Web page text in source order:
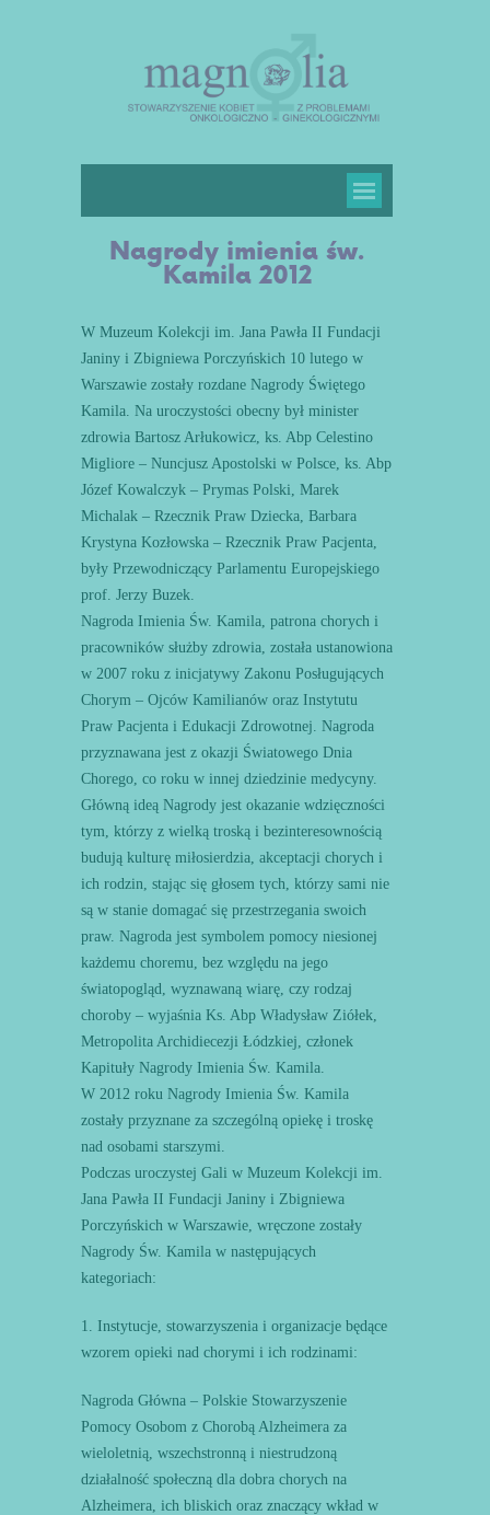
Nagrody imienia św.
Kamila 2012
W Muzeum Kolekcji im. Jana Pawła II Fundacji
Janiny i Zbigniewa Porczyńskich 10 lutego w
Warszawie zostały rozdane Nagrody Świętego
Kamila. Na uroczystości obecny był minister
zdrowia Bartosz Arłukowicz, ks. Abp Celestino
Migliore – Nuncjusz Apostolski w Polsce, ks. Abp
Józef Kowalczyk – Prymas Polski, Marek
Michalak – Rzecznik Praw Dziecka, Barbara
Krystyna Kozłowska – Rzecznik Praw Pacjenta,
były Przewodniczący Parlamentu Europejskiego
prof. Jerzy Buzek.
Nagroda Imienia Św. Kamila, patrona chorych i
pracowników służby zdrowia, została ustanowiona
w 2007 roku z inicjatywy Zakonu Posługujących
Chorym – Ojców Kamilianów oraz Instytutu
Praw Pacjenta i Edukacji Zdrowotnej. Nagroda
przyznawana jest z okazji Światowego Dnia
Chorego, co roku w innej dziedzinie medycyny.
Główną ideą Nagrody jest okazanie wdzięczności
tym, którzy z wielką troską i bezinteresownością
budują kulturę miłosierdzia, akceptacji chorych i
ich rodzin, stając się głosem tych, którzy sami nie
są w stanie domagać się przestrzegania swoich
praw. Nagroda jest symbolem pomocy niesionej
każdemu choremu, bez względu na jego
światopogląd, wyznawaną wiarę, czy rodzaj
choroby – wyjaśnia Ks. Abp Władysław Ziółek,
Metropolita Archidiecezji Łódzkiej, członek
Kapituły Nagrody Imienia Św. Kamila.
W 2012 roku Nagrody Imienia Św. Kamila
zostały przyznane za szczególną opiekę i troskę
nad osobami starszymi.
Podczas uroczystej Gali w Muzeum Kolekcji im.
Jana Pawła II Fundacji Janiny i Zbigniewa
Porczyńskich w Warszawie, wręczone zostały
Nagrody Św. Kamila w następujących
kategoriach:
1. Instytucje, stowarzyszenia i organizacje będące
wzorem opieki nad chorymi i ich rodzinami:
Nagroda Główna – Polskie Stowarzyszenie
Pomocy Osobom z Chorobą Alzheimera za
wieloletnią, wszechstronną i niestrudzoną
działalność społeczną dla dobra chorych na
Alzheimera, ich bliskich oraz znaczący wkład w